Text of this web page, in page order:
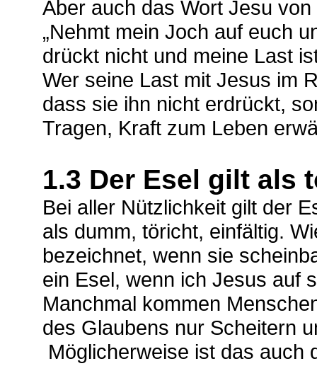
Aber auch das Wort Jesu
„Nehmt mein Joch auf euch
drückt nicht und meine Last
Wer seine Last mit Jesus im
dass sie ihn nicht erdrückt,
Tragen, Kraft zum Leben
1.3 Der Esel gilt als
Bei aller Nützlichkeit gilt der
als dumm, töricht, einfältig.
bezeichnet, wenn sie
ein Esel, wenn ich Jesus auf
Manchmal kommen
des Glaubens nur Scheitern
Möglicherweise ist das auch